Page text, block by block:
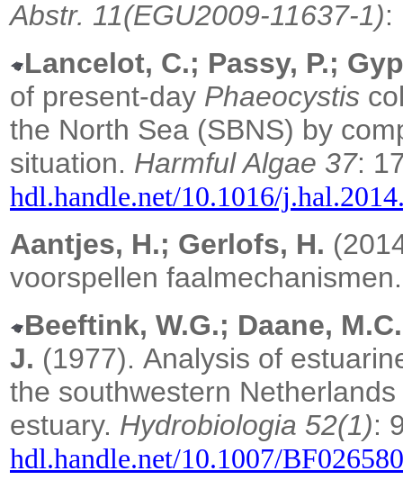
Abstr. 11(EGU2009-11637-1):
Lancelot, C.; Passy, P.;
of present-day Phaeocystis
the North Sea (SBNS) by
situation. Harmful Algae 37:
hdl.handle.net/10.1016/
Aantjes, H.; Gerlofs, H.
voorspellen
Beeftink, W.G.; Daane,
J. (1977). Analysis of
the southwestern
estuary. Hydrobiologia 52(1):
hdl.handle.net/10.1007/